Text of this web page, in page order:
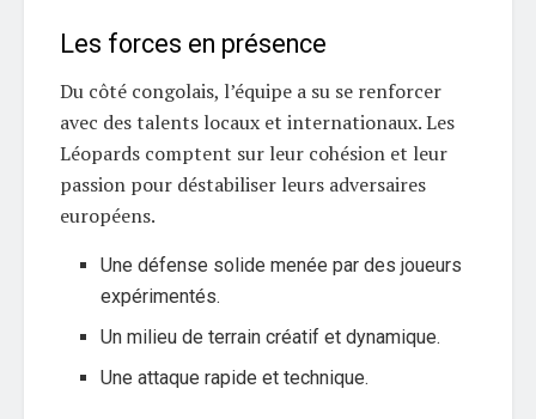
Les forces en présence
Du côté congolais, l’équipe a su se renforcer
avec des talents locaux et internationaux. Les
Léopards comptent sur leur cohésion et leur
passion pour déstabiliser leurs adversaires
européens.
Une défense solide menée par des joueurs
expérimentés.
Un milieu de terrain créatif et dynamique.
Une attaque rapide et technique.